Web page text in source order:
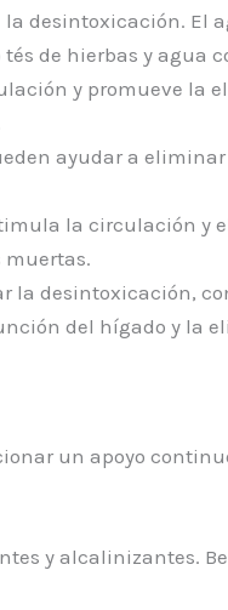
desintoxicación. El
de hierbas y agua
y promueve la
ayudar a
la circulación y
la desintoxicación,
del hígado y la
un apoyo
y alcalinizantes.